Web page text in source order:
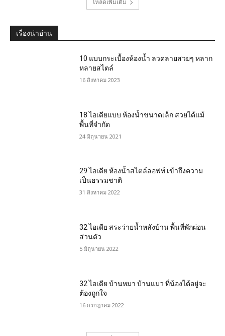
เรื่องน่าอ่าน
10 แบบกระเบื้องห้องน้ำ ลวดลายสวยๆ หลาก
หลายสไตล์
16 สิงหาคม 2023
18 ไอเดียแบบ ห้องน้ำขนาดเล็ก สวยได้แม้
พื้นที่จำกัด
24 มิถุนายน 2021
29 ไอเดีย ห้องน้ำสไตล์ลอฟท์ เข้าถึงความ
เป็นธรรมชาติ
31 สิงหาคม 2022
32 ไอเดีย สระว่ายน้ำหลังบ้าน พื้นที่พักผ่อน
ส่วนตัว
5 มิถุนายน 2022
32 ไอเดีย บ้านหมา บ้านแมว ที่น้องได้อยู่จะ
ต้องถูกใจ
16 กรกฎาคม 2022